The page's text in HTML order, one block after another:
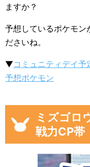
ますか？
予想しているポケモン
ださいね。
▼コミュニティデイ
予想ポケモン
ミズゴロ
戦力CP帯